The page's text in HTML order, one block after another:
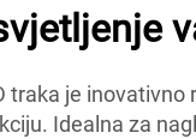
traka je inovativno
Idealna za